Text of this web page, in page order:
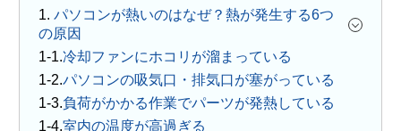
1. パソコンが熱いのはなぜ？熱が発生する6つ
の原因
冷却ファンにホコリが溜まっている
パソコンの吸気口・排気口が塞がっている
負荷がかかる作業でパーツが発熱している
室内の温度が高過ぎる